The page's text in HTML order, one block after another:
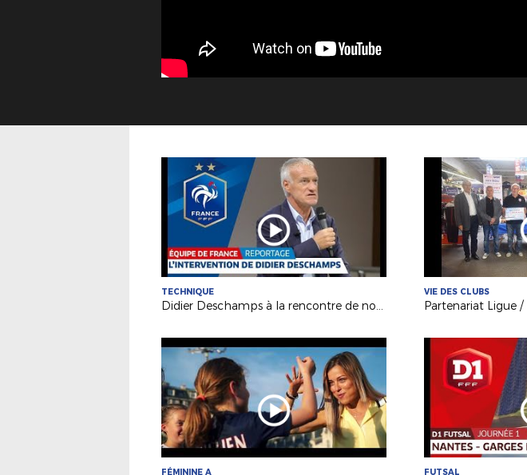
TECHNIQUE
Didier Deschamps à la rencontre de nos techniciens
VIE DES CLUBS
FÉMININE A FUTSAL